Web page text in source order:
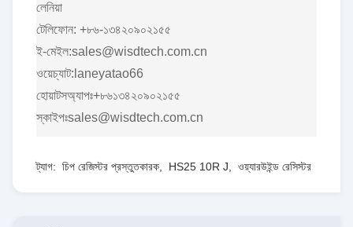
লেনিয়া
টেলিফোন: +৮৬-১৩৪২০৯০২১৫৫
ই-মেইল:sales@wisdtech.com.cn
ওয়েচ্যাট:laneyatao66
হোয়াটসঅ্যাপঃ+৮৬১৩৪২০৯০২১৫৫
স্কাইপঃsales@wisdtech.com.cn
ট্যাগ: চিপ রেজিস্টর প্রস্তুতকারক HS25 10R J ওয়্যারউইন্ড রেসিস্টর